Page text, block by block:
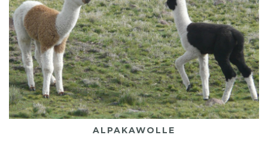
Alpakawolle
Mehr darüber
ALPAKAWOLLE